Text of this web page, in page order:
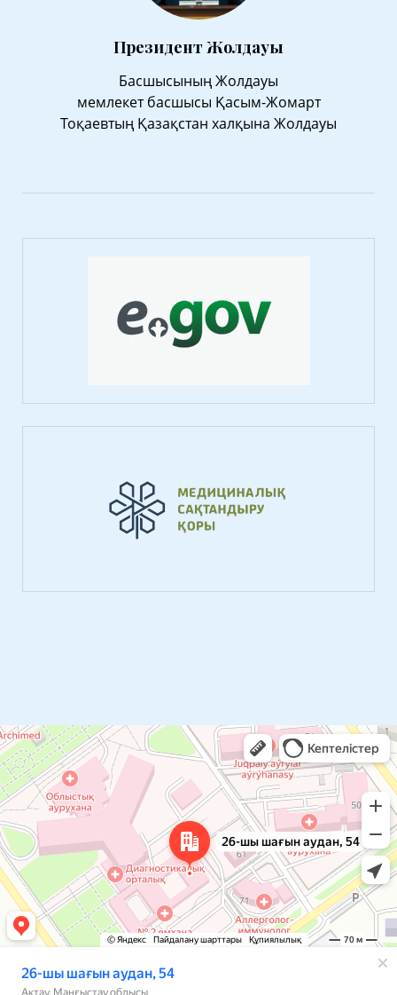
Президент Жолдауы
Басшысының Жолдауы
мемлекет басшысы Қасым-Жомарт
Тоқаевтың Қазақстан халқына Жолдауы